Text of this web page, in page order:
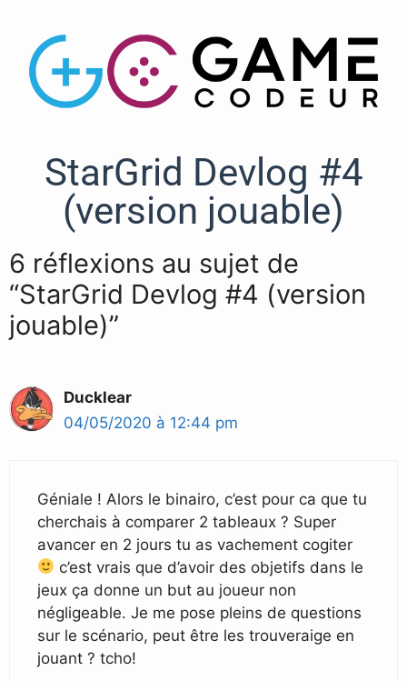
StarGrid Devlog #4
(version jouable)
6 réflexions au sujet de
“StarGrid Devlog #4 (version
jouable)”
Ducklear
04/05/2020 à 12:44 pm
Géniale ! Alors le binairo, c’est pour ca que tu
cherchais à comparer 2 tableaux ? Super
avancer en 2 jours tu as vachement cogiter
c’est vrais que d’avoir des objetifs dans le
jeux ça donne un but au joueur non
négligeable. Je me pose pleins de questions
sur le scénario, peut être les trouveraige en
jouant ? tcho!